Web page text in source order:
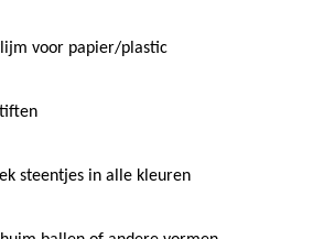
voor papier/plastic
steentjes in alle kleuren